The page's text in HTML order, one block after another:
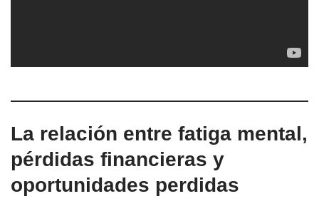
La relación entre fatiga mental,
pérdidas financieras y
oportunidades perdidas